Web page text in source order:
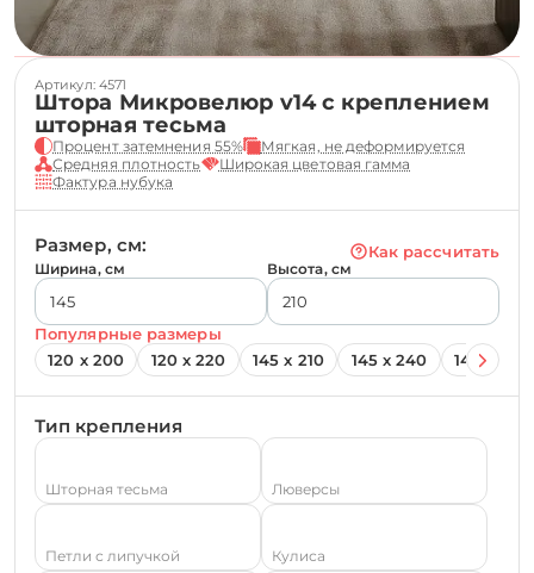
Артикул: 4571
Штора Микровелюр v14 с креплением
шторная тесьма
Процент затемнения 55%
Мягкая, не деформируется
Средняя плотность
Широкая цветовая гамма
Фактура нубука
Размер, см: Как рассчитать
Ширина, см Высота, см
Популярные размеры
120 х 200
120 х 220 145 х 210 145 х 240 145 х 260
Тип крепления
Шторная тесьма Люверсы
Петли с липучкой Кулиса